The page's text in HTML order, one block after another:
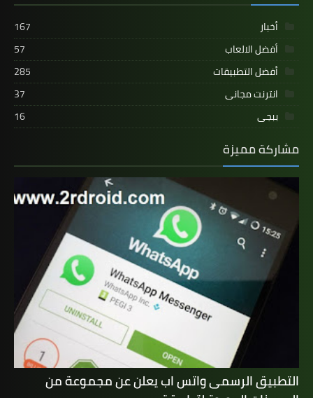
أخبار
167
أفضل الالعاب
57
أفضل التطبيقات
285
انترنت مجانى
37
ببجى
16
مشاركة مميزة
التطبيق الرسمى واتس اب يعلن عن مجموعة من